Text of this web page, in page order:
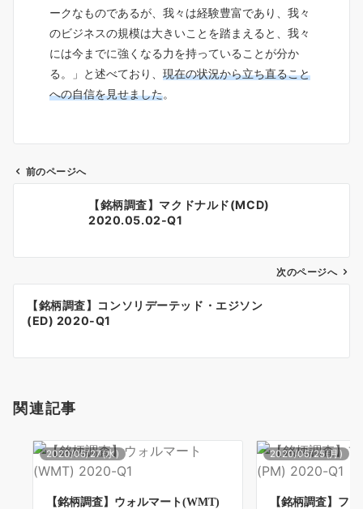
ークなものであるが、我々は経験豊富であり、我々
のビジネスの規模は大きいことを踏まえると、我々
には今までに強くなる力を持っていることが分か
る。」と述べており、 現在の状況から立ち直ること
への自信を見せました。
ン
前のページへ
【銘柄調査】マクドナルド(MCD)
2020.05.02-Q1
次のページへ
【銘柄調査】コンソリデーテッド・エジソン
(ED) 2020-Q1
関連記事
2020/05/27(水)
【銘柄調査】ウォルマート(WMT)
2020/05/25(月)
【銘柄調査】フ